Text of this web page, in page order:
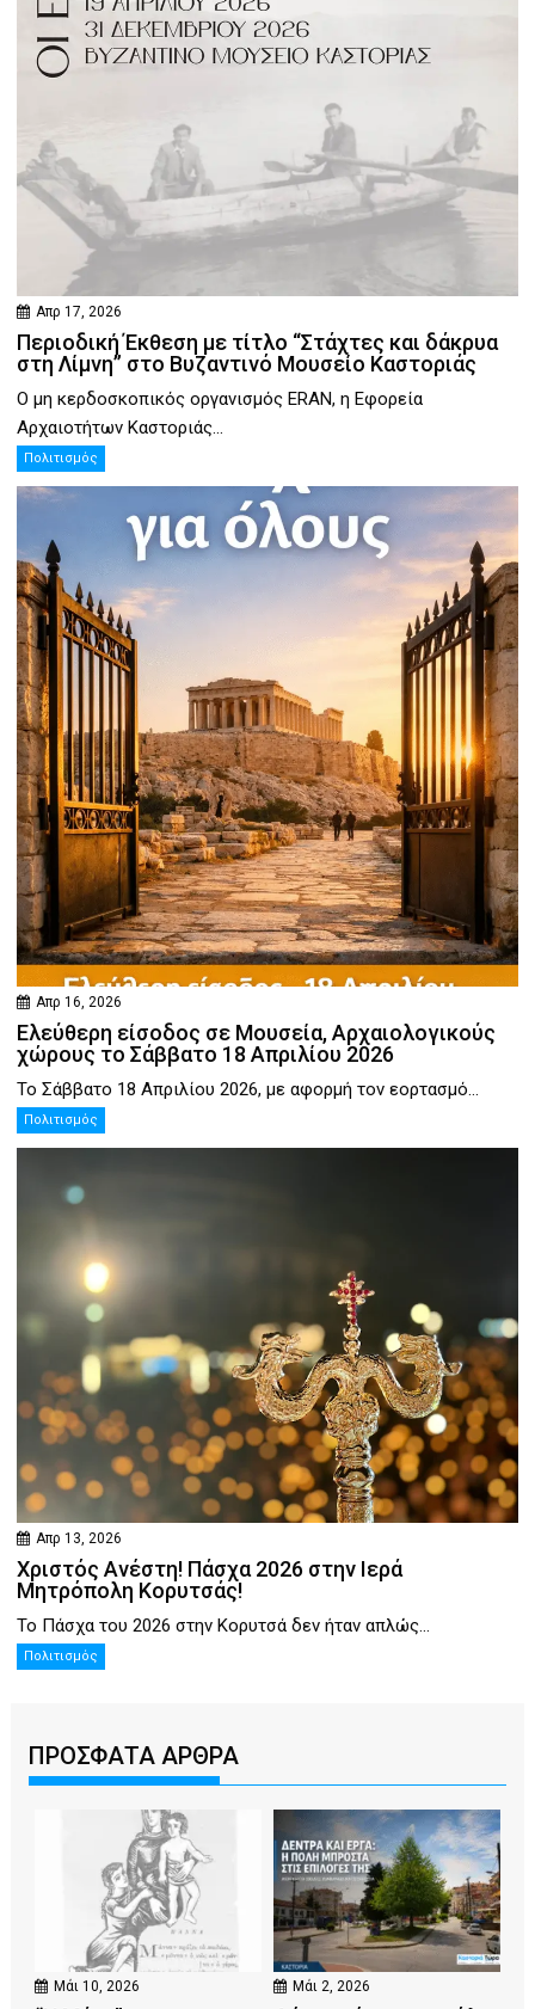
Απρ 17, 2026
Περιοδική Έκθεση με τίτλο “Στάχτες και δάκρυα
στη Λίμνη” στο Βυζαντινό Μουσείο Καστοριάς
Ο μη κερδοσκοπικός οργανισμός ERAN, η Εφορεία
Αρχαιοτήτων Καστοριάς...
Πολιτισμός
Απρ 16, 2026
Ελεύθερη είσοδος σε Μουσεία, Αρχαιολογικούς
χώρους το Σάββατο 18 Απριλίου 2026
Το Σάββατο 18 Απριλίου 2026, με αφορμή τον εορτασμό...
Πολιτισμός
Απρ 13, 2026
Χριστός Ανέστη! Πάσχα 2026 στην Ιερά
Μητρόπολη Κορυτσάς!
Το Πάσχα του 2026 στην Κορυτσά δεν ήταν απλώς...
Πολιτισμός
ΠΡΟΣΦΑΤΑ ΑΡΘΡΑ
Μάι 10, 2026 Μάι 2, 2026